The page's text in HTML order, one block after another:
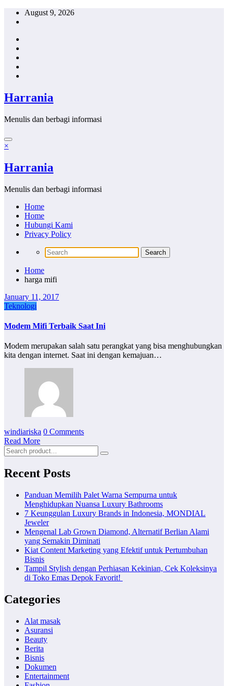
Skip
August 9, 2026
Harrania
Menulis dan berbagi informasi
×
Harrania
Menulis dan berbagi informasi
Home
Home
Hubungi Kami
Privacy Policy
Home
harga mifi
January 11, 2017
Teknologi
Modem Mifi Terbaik Saat Ini
Modem merupakan salah satu perangkat yang bisa menghubungkan
kita dengan internet. Saat ini dengan kemajuan…
windiariska 0 Comments
Read More
Recent Posts
Panduan Memilih Palet Warna Sempurna untuk
Menghidupkan Nuansa Luxury Bathrooms
7 Keunggulan Luxury Brands in Indonesia, MONDIAL
Jeweler
Mengenal Lab Grown Diamond, Alternatif Berlian Alami
yang Semakin Diminati
Kiat Content Marketing yang Efektif untuk Pertumbuhan
Bisnis
Tampil Stylish dengan Perhiasan Kekinian, Cek Koleksinya
di Toko Emas Depok Favorit!
Categories
Alat masak
Asuransi
Beauty
Berita
Bisnis
Dokumen
Entertainment